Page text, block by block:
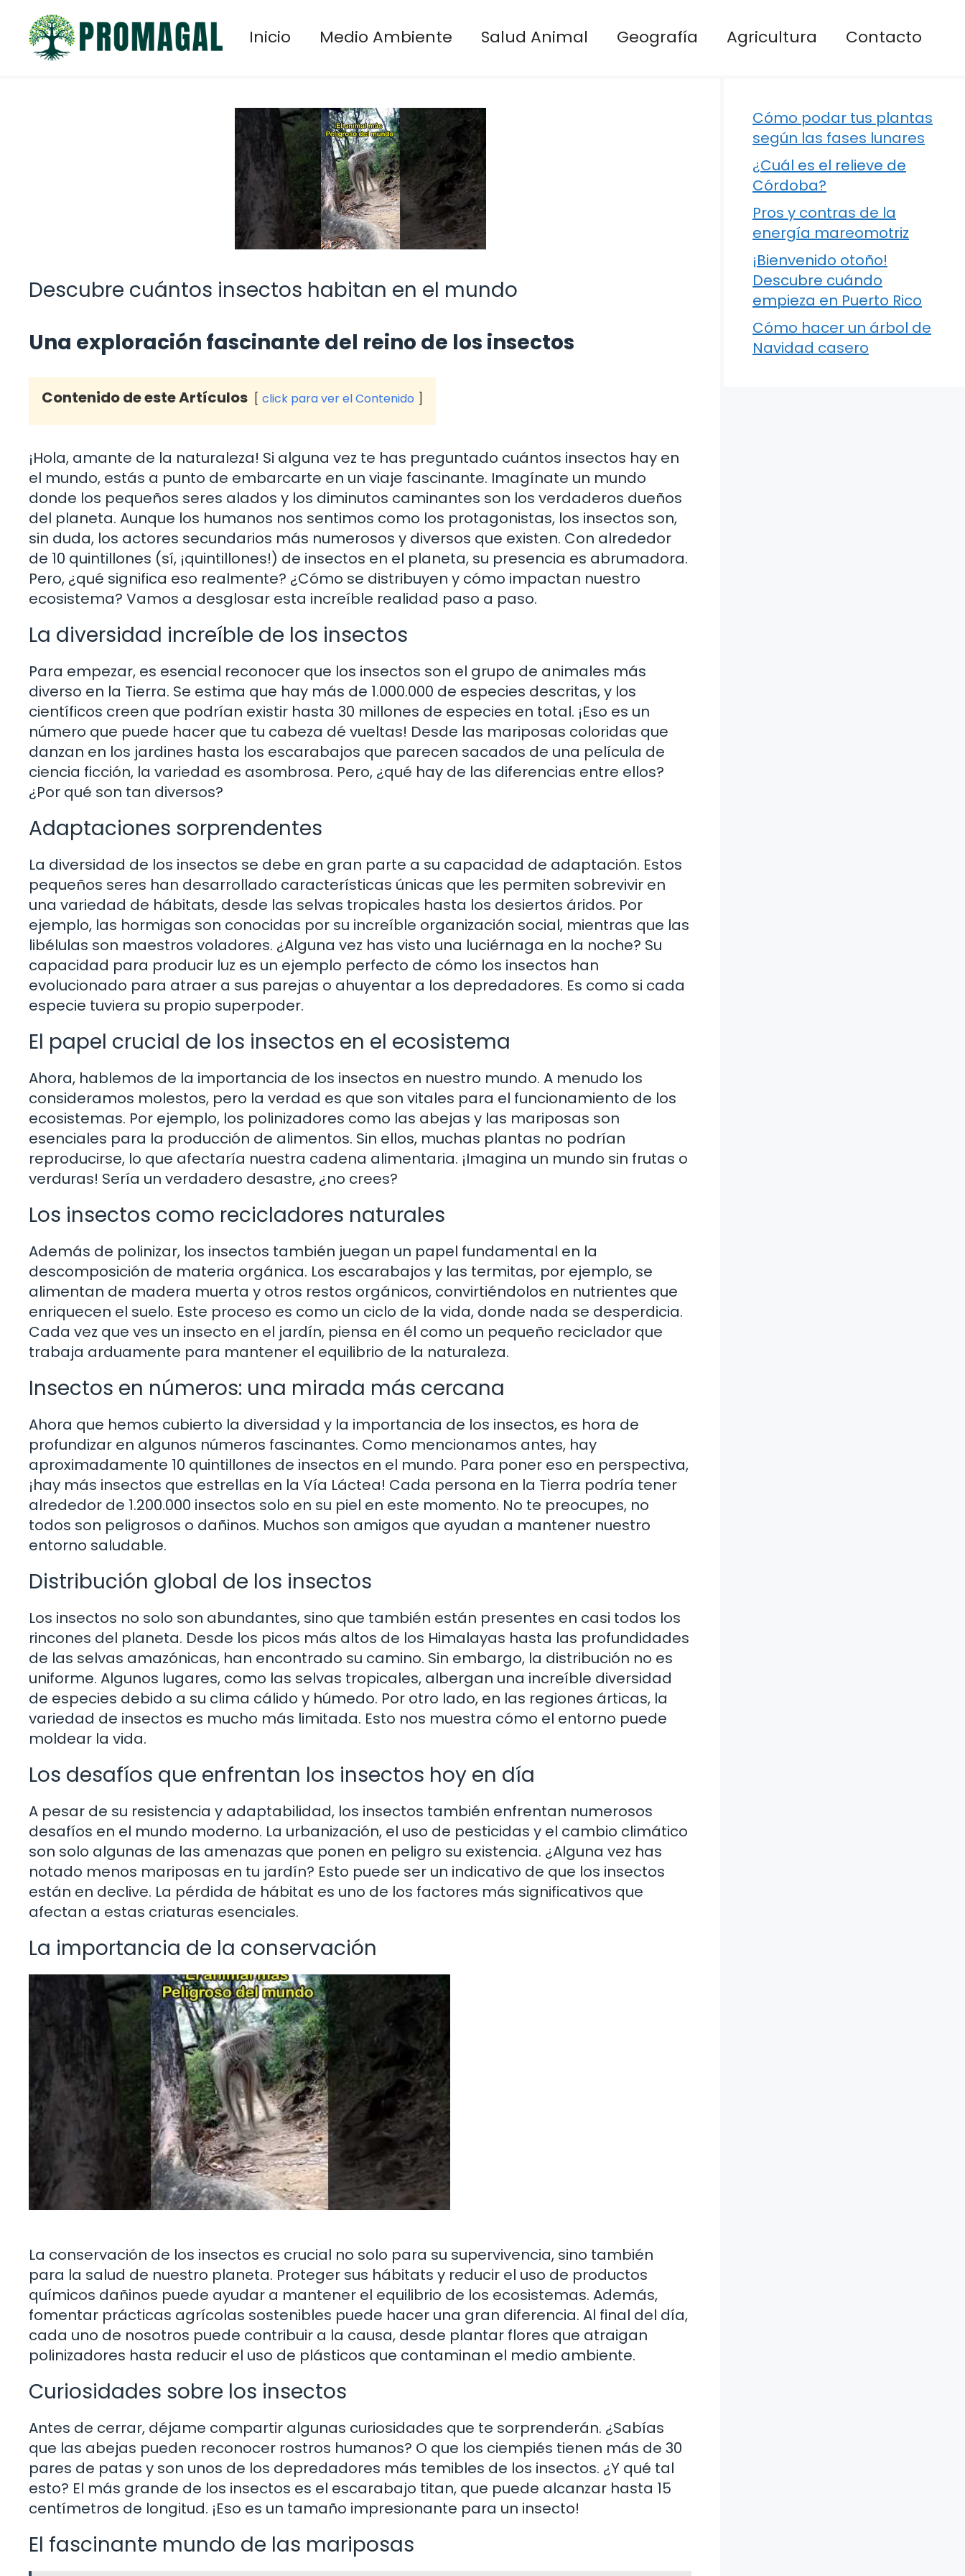
contenido
Inicio Medio Ambiente Salud Animal Geografía Agricultura Contacto
Descubre cuántos insectos habitan en el mundo
Una exploración fascinante del reino de los insectos
Contenido de este Artículos click para ver el Contenido
¡Hola, amante de la naturaleza! Si alguna vez te has preguntado cuántos insectos hay en
el mundo, estás a punto de embarcarte en un viaje fascinante. Imagínate un mundo
donde los pequeños seres alados y los diminutos caminantes son los verdaderos dueños
del planeta. Aunque los humanos nos sentimos como los protagonistas, los insectos son,
sin duda, los actores secundarios más numerosos y diversos que existen. Con alrededor
de 10 quintillones (sí, ¡quintillones!) de insectos en el planeta, su presencia es abrumadora.
Pero, ¿qué significa eso realmente? ¿Cómo se distribuyen y cómo impactan nuestro
ecosistema? Vamos a desglosar esta increíble realidad paso a paso.
La diversidad increíble de los insectos
Para empezar, es esencial reconocer que los insectos son el grupo de animales más
diverso en la Tierra. Se estima que hay más de 1.000.000 de especies descritas, y los
científicos creen que podrían existir hasta 30 millones de especies en total. ¡Eso es un
número que puede hacer que tu cabeza dé vueltas! Desde las mariposas coloridas que
danzan en los jardines hasta los escarabajos que parecen sacados de una película de
ciencia ficción, la variedad es asombrosa. Pero, ¿qué hay de las diferencias entre ellos?
¿Por qué son tan diversos?
Adaptaciones sorprendentes
La diversidad de los insectos se debe en gran parte a su capacidad de adaptación. Estos
pequeños seres han desarrollado características únicas que les permiten sobrevivir en
una variedad de hábitats, desde las selvas tropicales hasta los desiertos áridos. Por
ejemplo, las hormigas son conocidas por su increíble organización social, mientras que las
libélulas son maestros voladores. ¿Alguna vez has visto una luciérnaga en la noche? Su
capacidad para producir luz es un ejemplo perfecto de cómo los insectos han
evolucionado para atraer a sus parejas o ahuyentar a los depredadores. Es como si cada
especie tuviera su propio superpoder.
El papel crucial de los insectos en el ecosistema
Ahora, hablemos de la importancia de los insectos en nuestro mundo. A menudo los
consideramos molestos, pero la verdad es que son vitales para el funcionamiento de los
ecosistemas. Por ejemplo, los polinizadores como las abejas y las mariposas son
esenciales para la producción de alimentos. Sin ellos, muchas plantas no podrían
reproducirse, lo que afectaría nuestra cadena alimentaria. ¡Imagina un mundo sin frutas o
verduras! Sería un verdadero desastre, ¿no crees?
Los insectos como recicladores naturales
Además de polinizar, los insectos también juegan un papel fundamental en la
descomposición de materia orgánica. Los escarabajos y las termitas, por ejemplo, se
alimentan de madera muerta y otros restos orgánicos, convirtiéndolos en nutrientes que
enriquecen el suelo. Este proceso es como un ciclo de la vida, donde nada se desperdicia.
Cada vez que ves un insecto en el jardín, piensa en él como un pequeño reciclador que
trabaja arduamente para mantener el equilibrio de la naturaleza.
Insectos en números: una mirada más cercana
Ahora que hemos cubierto la diversidad y la importancia de los insectos, es hora de
profundizar en algunos números fascinantes. Como mencionamos antes, hay
aproximadamente 10 quintillones de insectos en el mundo. Para poner eso en perspectiva,
¡hay más insectos que estrellas en la Vía Láctea! Cada persona en la Tierra podría tener
alrededor de 1.200.000 insectos solo en su piel en este momento. No te preocupes, no
todos son peligrosos o dañinos. Muchos son amigos que ayudan a mantener nuestro
entorno saludable.
Distribución global de los insectos
Los insectos no solo son abundantes, sino que también están presentes en casi todos los
rincones del planeta. Desde los picos más altos de los Himalayas hasta las profundidades
de las selvas amazónicas, han encontrado su camino. Sin embargo, la distribución no es
uniforme. Algunos lugares, como las selvas tropicales, albergan una increíble diversidad
de especies debido a su clima cálido y húmedo. Por otro lado, en las regiones árticas, la
variedad de insectos es mucho más limitada. Esto nos muestra cómo el entorno puede
moldear la vida.
Los desafíos que enfrentan los insectos hoy en día
A pesar de su resistencia y adaptabilidad, los insectos también enfrentan numerosos
desafíos en el mundo moderno. La urbanización, el uso de pesticidas y el cambio climático
son solo algunas de las amenazas que ponen en peligro su existencia. ¿Alguna vez has
notado menos mariposas en tu jardín? Esto puede ser un indicativo de que los insectos
están en declive. La pérdida de hábitat es uno de los factores más significativos que
afectan a estas criaturas esenciales.
La importancia de la conservación
La conservación de los insectos es crucial no solo para su supervivencia, sino también
para la salud de nuestro planeta. Proteger sus hábitats y reducir el uso de productos
químicos dañinos puede ayudar a mantener el equilibrio de los ecosistemas. Además,
fomentar prácticas agrícolas sostenibles puede hacer una gran diferencia. Al final del día,
cada uno de nosotros puede contribuir a la causa, desde plantar flores que atraigan
polinizadores hasta reducir el uso de plásticos que contaminan el medio ambiente.
Curiosidades sobre los insectos
Antes de cerrar, déjame compartir algunas curiosidades que te sorprenderán. ¿Sabías
que las abejas pueden reconocer rostros humanos? O que los ciempiés tienen más de 30
pares de patas y son unos de los depredadores más temibles de los insectos. ¿Y qué tal
esto? El más grande de los insectos es el escarabajo titan, que puede alcanzar hasta 15
centímetros de longitud. ¡Eso es un tamaño impresionante para un insecto!
El fascinante mundo de las mariposas
Cómo podar tus plantas
según las fases lunares
¿Cuál es el relieve de
Córdoba?
Pros y contras de la
energía mareomotriz
¡Bienvenido otoño!
Descubre cuándo
empieza en Puerto Rico
Cómo hacer un árbol de
Navidad casero